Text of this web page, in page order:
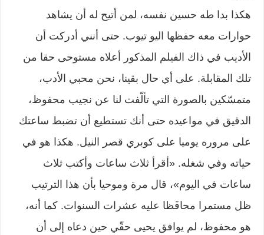
هكذا بدا طه حسين نفسه، لمن أتيح له أن يشاهد
حوارات معه حفظها اليو تيوب. حتى أنني أدركت أن
الأديب في ذاك الفيلم المذكور أعلاه مستوحى حقا من
تلك المقابلة. على أي حال بقينا، نحن محبي الأدب،
متمسّكين بالصورة التي تألّفت لنا عن نجيب محفوظ،
الدقيق في مواعيده حتى أنك تستطيع أن تضبط ساعتك
على مروره يوميا على كوبري قصر النيل. هكذا هو في
حياته وفي شغله. «أقرأ ثلاث ساعات وأكتب ثلاث
ساعات في اليوم»، قال مرة وموحيا بأن هذا الترتيب
ظل مستمرا محافَظا عليه عشرات السنوات. كما أنه،
هو محفوظ، لم يوافق يحيى حقّي حين دعاه إلى أن